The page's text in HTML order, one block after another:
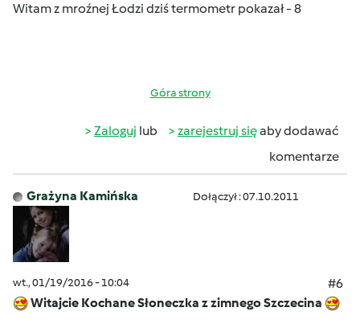
Witam z mroźnej Łodzi dziś termometr pokazał - 8
Góra strony
Zaloguj lub zarejestruj sięaby dodawać
komentarze
Grażyna Kamińska Dołączył : 07.10.2011
wt., 01/19/2016 - 10:04
#6
Witajcie Kochane Słoneczka z zimnego Szczecina